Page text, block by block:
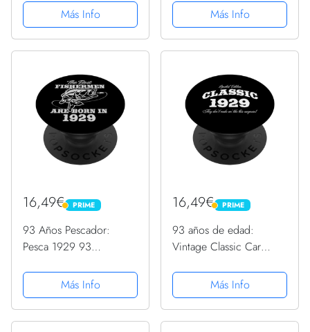
PopSockets PopGrip
Intercambiable
Más Info
Intercambiable
Más Info
16,49€ PRIME
PRIME
93 Años Pescador:
Pesca 1929 93
PopGrip Intercambiable
Más Info
16,49€ PRIME
PRIME
93 años de edad:
Vintage Classic Car
PopSockets PopGrip
Intercambiable
Más Info